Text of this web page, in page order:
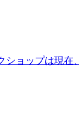
ショップは現在